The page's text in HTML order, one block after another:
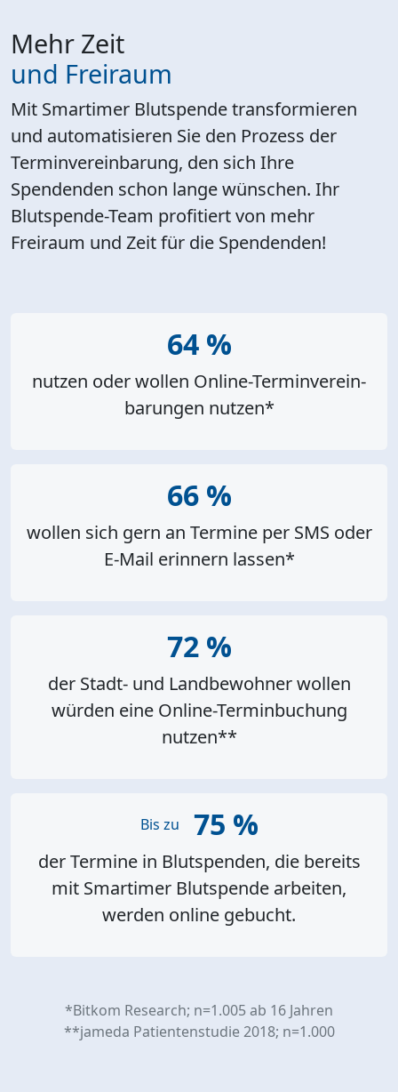
Mehr Zeit
und Freiraum
Mit Smartimer Blutspende transformieren
und automatisieren Sie den Prozess der
Terminvereinbarung, den sich Ihre
Spendenden schon lange wünschen. Ihr
Blutspende-Team profitiert von mehr
Freiraum und Zeit für die Spendenden!
64 %
nutzen oder wollen Online-Termin­ver­ein­
barungen nutzen*
66 %
wollen sich gern an Termine per SMS oder
E-Mail erinnern lassen*
72 %
der Stadt- und Landbewohner wollen
würden eine Online-Termin­buchung
nutzen**
Bis zu 75 %
der Termine in Blutspenden, die bereits
mit Smartimer Blutspende arbeiten,
werden online gebucht.
*Bitkom Research; n=1.005 ab 16 Jahren
**jameda Patientenstudie 2018; n=1.000